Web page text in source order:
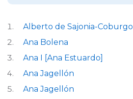
Alberto de Sajonia-Coburgo
Ana Bolena
Ana I [Ana Estuardo]
Ana Jagellón
Ana Jagellón